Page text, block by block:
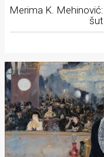
Merima K.